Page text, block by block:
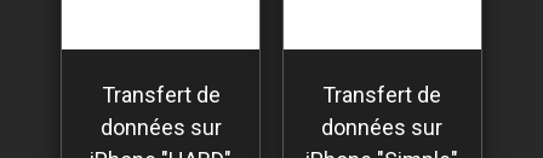
Transfert de
données sur
Transfert de
données sur